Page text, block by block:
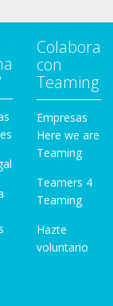
Colabora
con
Teaming
Empresas
Here we are
Teaming
Teamers 4
Teaming
Hazte
voluntario